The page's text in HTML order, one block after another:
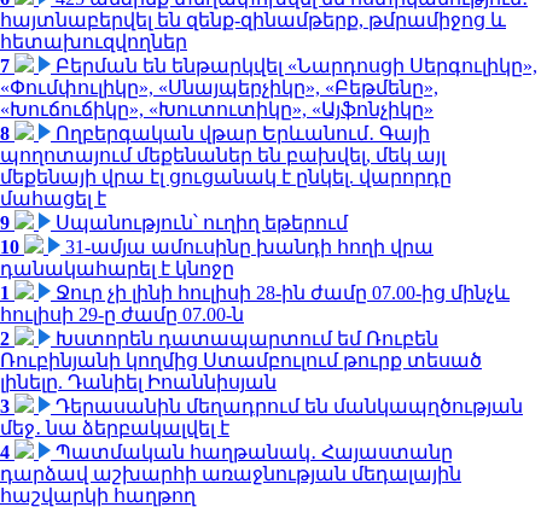
հայտնաբերվել են զենք-զինամթերք, թմրամիջոց և
հետախուզվողներ
7
Բերման են ենթարկվել «Նարդոսցի Սերգուլիկը»,
«Փումփուլիկը», «Սնայպերչիկը», «Բեթմենը»,
«Խուճուճիկը», «Խուտուտիկը», «Այֆոնչիկը»
8
Ողբերգական վթար Երևանում․ Գայի
պողոտայում մեքենաներ են բախվել, մեկ այլ
մեքենայի վրա էլ ցուցանակ է ընկել. վարորդը
մահացել է
9
Սպանություն՝ ուղիղ եթերում
10
31-ամյա ամուսինը խանդի հողի վրա
դանակահարել է կնոջը
1
Ջուր չի լինի հուլիսի 28-ին ժամը 07.00-ից մինչև
հուլիսի 29-ը ժամը 07.00-ն
2
Խստորեն դատապարտում եմ Ռուբեն
Ռուբինյանի կողմից Ստամբուլում թուրք տեսած
լինելը. Դանիել Իոաննիսյան
3
Դերասանին մեղադրում են մանկապղծության
մեջ․ նա ձերբակալվել է
4
Պատմական հաղթանակ․ Հայաստանը
դարձավ աշխարհի առաջնության մեդալային
հաշվարկի հաղթող